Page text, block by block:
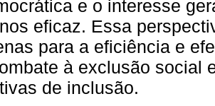
e o interesse
eficaz. Essa
para a eficiência e
à exclusão social
de inclusão.